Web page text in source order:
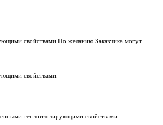
свойствами.По желанию Заказчика могут
свойствами.
теплоизолирующими свойствами.